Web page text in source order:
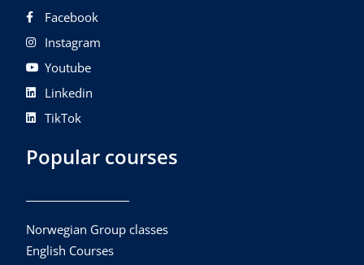
Facebook
Instagram
Youtube
Linkedin
TikTok
Popular courses
Norwegian Group classes
English Courses